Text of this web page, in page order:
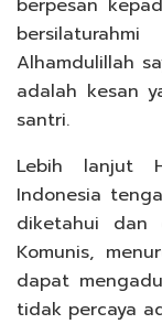
berpesan
Alhamdulillah
adalah kesan
santri.
Lebih lanjut
Indonesia
diketahui dan
Komunis,
dapat
tidak percaya